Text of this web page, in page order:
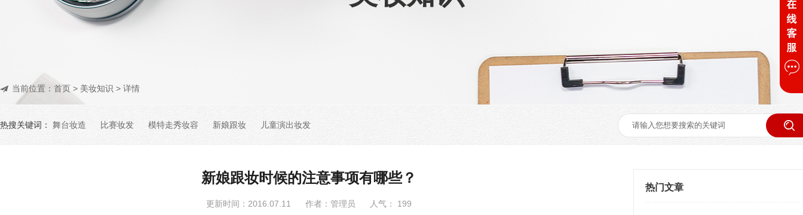
当前位置： 首页 > 美妆知识 > 详情
热搜关键词： 舞台妆造 比赛妆发 模特走秀妆容 新娘跟妆 儿童演出妆发
新娘跟妆时候的注意事项有哪些？
更新时间：2016.07.11 作者：管理员 人气： 199
热门文章